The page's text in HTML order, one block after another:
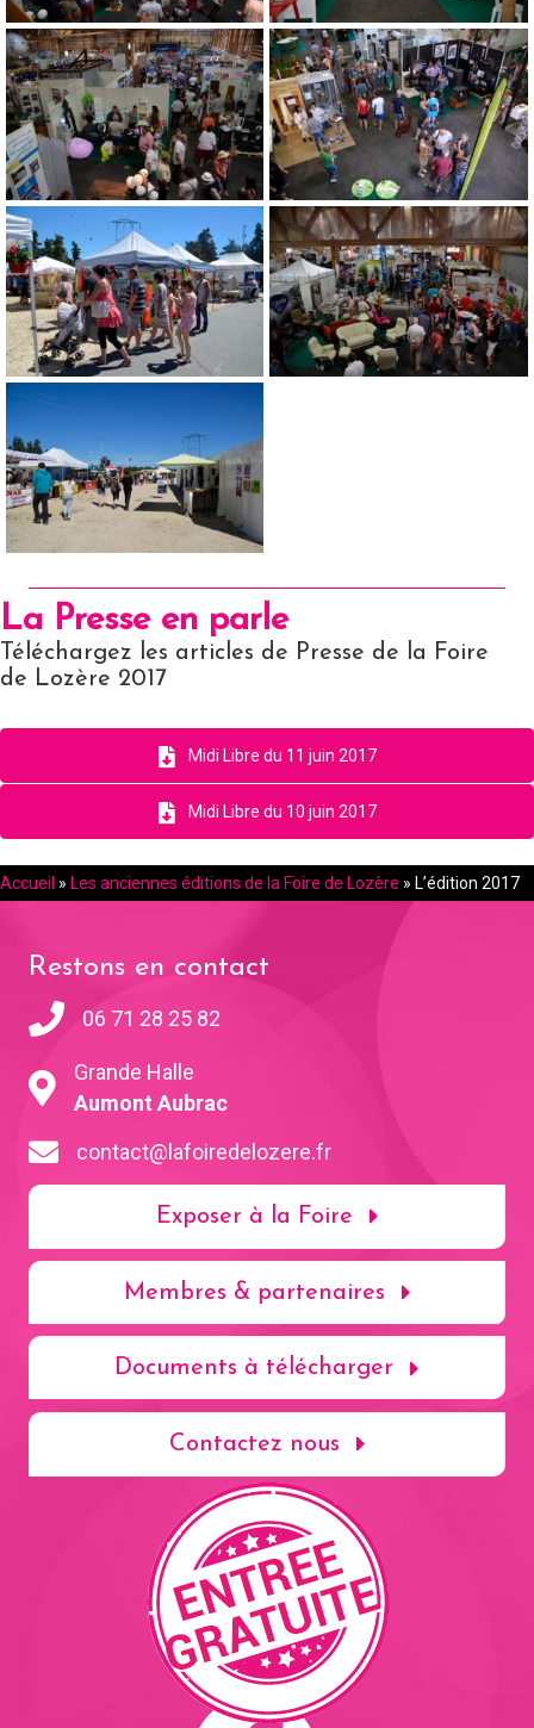
La Presse en parle
Téléchargez les articles de Presse de la Foire
de Lozère 2017
Midi Libre du 11 juin 2017
Midi Libre du 10 juin 2017
Accueil » Les anciennes éditions de la Foire de Lozère » L’édition 2017
Restons en contact
06 71 28 25 82
Grande Halle
Aumont Aubrac
contact@lafoiredelozere.fr
Exposer à la Foire
Membres & partenaires
Documents à télécharger
Contactez nous